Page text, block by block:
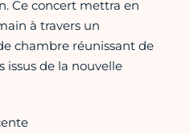
Ce concert mettra en
à travers un
chambre réunissant de
issus de la nouvelle